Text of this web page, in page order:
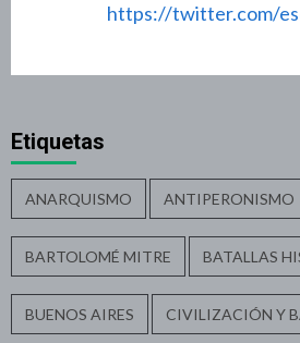
https://twitter.com/
Etiquetas
ANARQUISMO ANTIPERONISMO
BARTOLOMÉ MITRE BATALLAS
BUENOS AIRES CIVILIZACIÓN Y